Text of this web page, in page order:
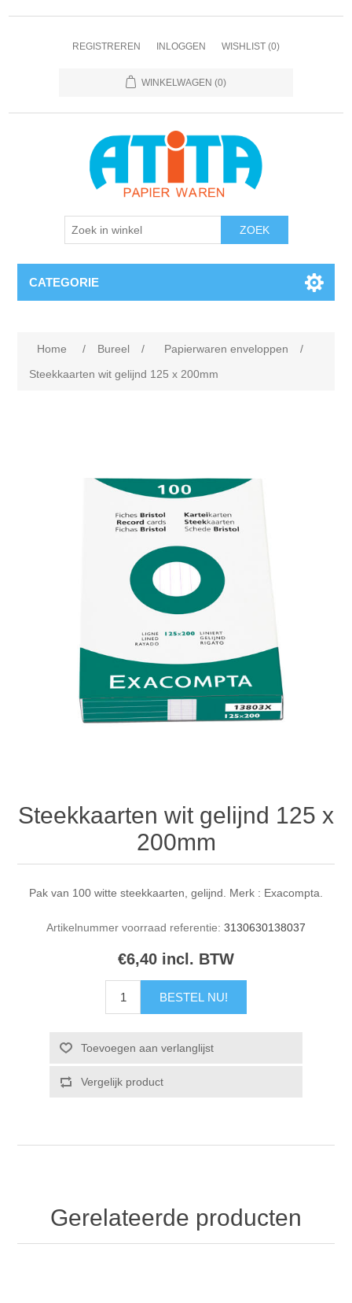
REGISTREREN INLOGGEN WISHLIST (0)
WINKELWAGEN (0)
CATEGORIE
Home / Bureel / Papierwaren enveloppen
/
Steekkaarten wit gelijnd 125 x 200mm
Steekkaarten wit gelijnd 125 x
200mm
Pak van 100 witte steekkaarten, gelijnd. Merk : Exacompta.
Artikelnummer voorraad referentie: 3130630138037
€6,40 incl. BTW
Gerelateerde producten